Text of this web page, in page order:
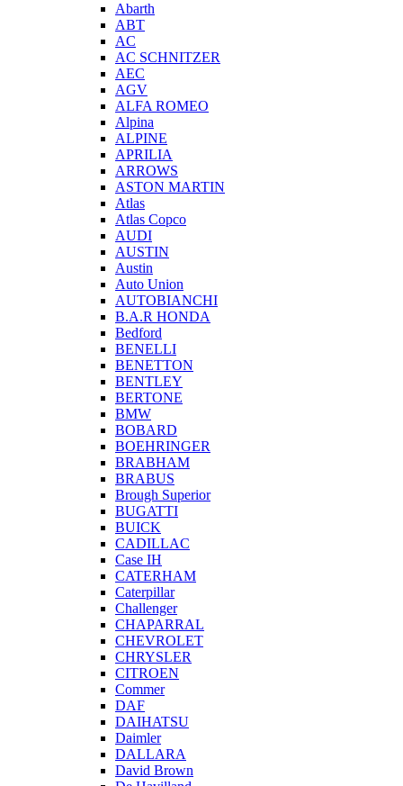
Abarth
ABT
AC
AC SCHNITZER
AEC
AGV
ALFA ROMEO
Alpina
ALPINE
APRILIA
ARROWS
ASTON MARTIN
Atlas
Atlas Copco
AUDI
AUSTIN
Austin
Auto Union
AUTOBIANCHI
B.A.R HONDA
Bedford
BENELLI
BENETTON
BENTLEY
BERTONE
BMW
BOBARD
BOEHRINGER
BRABHAM
BRABUS
Brough Superior
BUGATTI
BUICK
CADILLAC
Case IH
CATERHAM
Caterpillar
Challenger
CHAPARRAL
CHEVROLET
CHRYSLER
CITROEN
Commer
DAF
DAIHATSU
Daimler
DALLARA
David Brown